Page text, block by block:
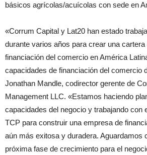
básicos agrícolas/acuícolas con sede en
«Corrum Capital y Lat20 han estado
durante varios años para crear una
financiación del comercio en América
capacidades de financiación del comercio
Jonathan Mandle, codirector gerente de
Management LLC. «Estamos haciendo
capacidades del negocio y trabajando con
TCP para construir una empresa de
aún más exitosa y duradera. Aguardamos
próxima fase de crecimiento para el